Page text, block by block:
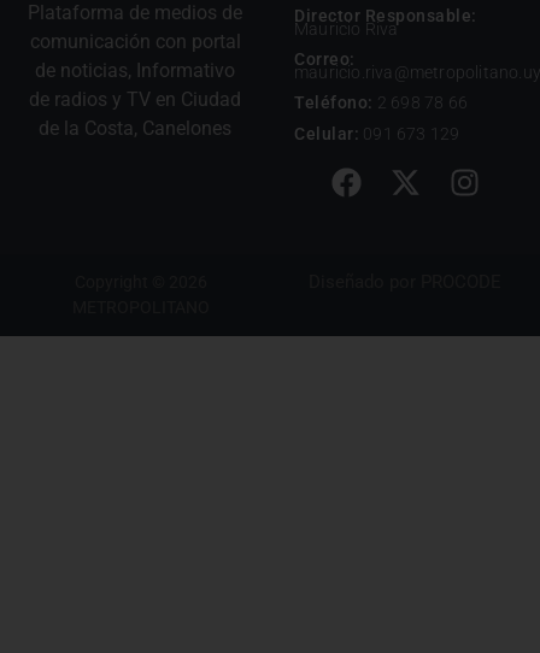
Plataforma de medios de
comunicación con portal
de noticias, Informativo
de radios y TV en Ciudad
de la Costa, Canelones
Director Responsable:
Mauricio Riva
Correo:
mauricio.riva@metropolitano.uy
Teléfono: 2 698 78 66
Celular: 091 673 129